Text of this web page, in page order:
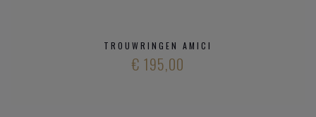
TROUWRINGEN AMICI
€ 195,00